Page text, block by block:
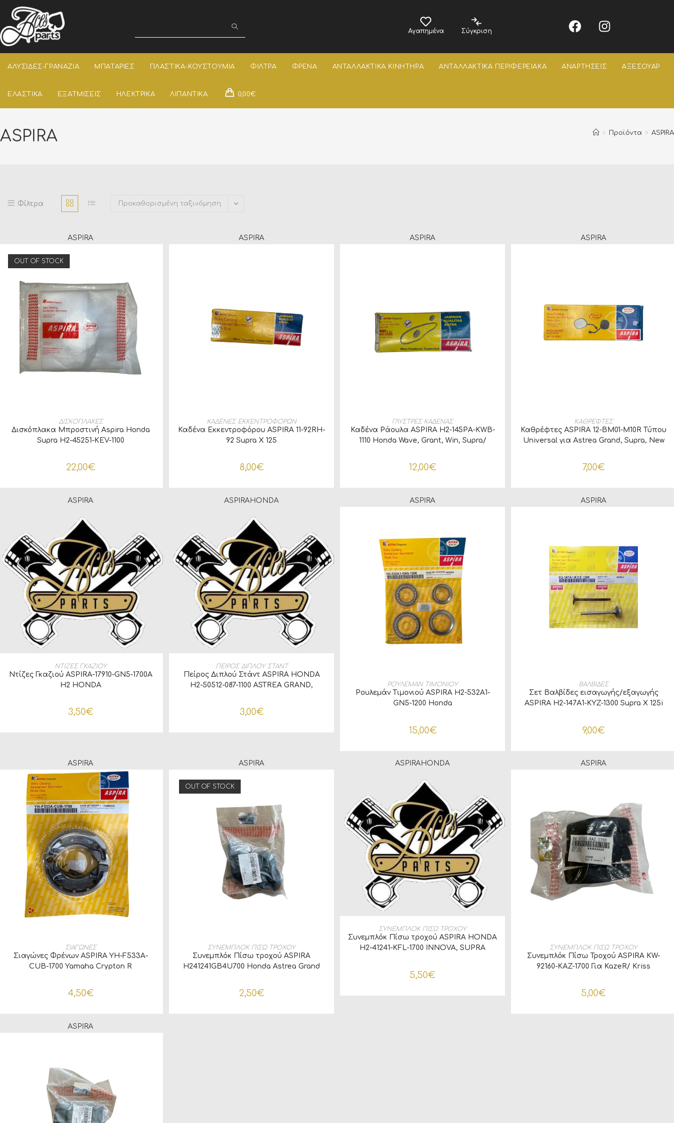
Αγαπημένα Σύγκριση
ΑΛΥΣΙΔΕΣ-ΓΡΑΝΑΖΙΑ ΜΠΑΤΑΡΙΕΣ ΠΛΑΣΤΙΚΑ-ΚΟΥΣΤΟΥΜΙΑ ΦΙΛΤΡΑ ΦΡΕΝΑ ΑΝΤΑΛΛΑΚΤΙΚΑ ΚΙΝΗΤΗΡΑ ΑΝΤΑΛΛΑΚΤΙΚΑ ΠΕΡΙΦΕΡΕΙΑΚΑ ΑΝΑΡΤΗΣΕΙΣ ΑΞΕΣΟΥΑΡ
ΕΛΑΣΤΙΚΑ ΕΞΑΤΜΙΣΕΙΣ ΗΛΕΚΤΡΙΚΑ ΛΙΠΑΝΤΙΚΑ 0,00€
ASPIRA > Προϊόντα > ASPIRA
Φίλτρα Προκαθορισμένη ταξινόμηση
ASPIRA
OUT OF STOCK
ΔΙΑΒΆΣΤΕ ΠΕΡΙΣΣΌΤΕΡΑ
ΔΙΣΚΟΠΛΑΚΕΣ
Δισκόπλακα Μπροστινή Aspira Honda
Supra H2-45251-KEV-1100
22,00€
ASPIRA
ΠΡΟΣΘΉΚΗ ΣΤΟ ΚΑΛΆΘΙ
ΚΑΔΕΝΕΣ ΕΚΚΕΝΤΡΟΦΟΡΩΝ
Καδένα Εκκεντροφόρου ASPIRA 11-92RH-
92 Supra X 125
8,00€
ASPIRA
ΠΡΟΣΘΉΚΗ ΣΤΟ ΚΑΛΆΘΙ
ΓΛΥΣΤΡΕΣ ΚΑΔΕΝΑΣ
Καδένα Ράουλα ASPIRA H2-145PA-KWB-
1110 Honda Wave, Grant, Win, Supra/
12,00€
ASPIRA
ΠΡΟΣΘΉΚΗ ΣΤΟ ΚΑΛΆΘΙ
ΚΑΘΡΕΦΤΕΣ
Καθρέφτες ASPIRA 12-BM01-M10R Τύπου
Universal για Astrea Grand, Supra, New
7,00€
ASPIRA
ΠΡΟΣΘΉΚΗ ΣΤΟ ΚΑΛΆΘΙ
ΝΤΙΖΕΣ ΓΚΑΖΙΟΥ
Ντίζες Γκαζιού ASPIRA-17910-GN5-1700A
H2 HONDA
3,50€
ASPIRA HONDA
ΠΡΟΣΘΉΚΗ ΣΤΟ ΚΑΛΆΘΙ
ΠΕΙΡΟΣ ΔΙΠΛΟΥ ΣΤΑΝΤ
Πείρος Διπλού Στάντ ASPIRA HONDA
H2-50512-087-1100 ASTREA GRAND,
3,00€
ASPIRA
ΠΡΟΣΘΉΚΗ ΣΤΟ ΚΑΛΆΘΙ
ΡΟΥΛΕΜΑΝ ΤΙΜΟΝΙΟΥ
Ρουλεμάν Τιμονιού ASPIRA H2-532A1-
GN5-1200 Honda
15,00€
ASPIRA
ΠΡΟΣΘΉΚΗ ΣΤΟ ΚΑΛΆΘΙ
ΒΑΛΒΙΔΕΣ
Σετ Βαλβίδες εισαγωγής/εξαγωγής
ASPIRA H2-147A1-KYZ-1300 Supra X 125i
9,00€
ASPIRA
ΠΡΟΣΘΉΚΗ ΣΤΟ ΚΑΛΆΘΙ
ΣΙΑΓΩΝΕΣ
Σιαγώνες Φρένων ASPIRA YH-F533A-
CUB-1700 Yamaha Crypton R
4,50€
ASPIRA
OUT OF STOCK
ΔΙΑΒΆΣΤΕ ΠΕΡΙΣΣΌΤΕΡΑ
ΣΥΝΕΜΠΛΟΚ ΠΙΣΩ ΤΡΟΧΟΥ
Συνεμπλόκ Πίσω τροχού ASPIRA
H241241GB4U700 Honda Astrea Grand
2,50€
ASPIRAHONDA
ΠΡΟΣΘΉΚΗ ΣΤΟ ΚΑΛΆΘΙ
ΣΥΝΕΜΠΛΟΚ ΠΙΣΩ ΤΡΟΧΟΥ
Συνεμπλόκ Πίσω τροχού ASPIRA HONDA
H2-41241-KFL-1700 INNOVA, SUPRA
5,50€
ASPIRA
ΠΡΟΣΘΉΚΗ ΣΤΟ ΚΑΛΆΘΙ
ΣΥΝΕΜΠΛΟΚ ΠΙΣΩ ΤΡΟΧΟΥ
Συνεμπλόκ Πίσω Τροχού ASPIRA KW-
92160-KAZ-1700 Για KazeR/ Kriss
5,00€
ASPIRA